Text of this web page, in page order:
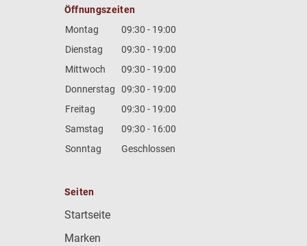
Öffnungszeiten
Montag
09:30 - 19:00
Dienstag
09:30 - 19:00
Mittwoch
09:30 - 19:00
Donnerstag
09:30 - 19:00
Freitag
09:30 - 19:00
Samstag
09:30 - 16:00
Sonntag
Geschlossen
Seiten
Startseite
Marken